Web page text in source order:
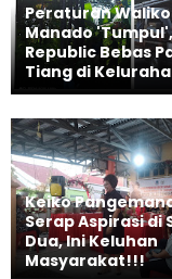
Peraturan
Manado
Republic Bebas
Tiang di
Keiko
Serap Aspirasi di
Dua, Ini Keluhan
Masyarakat!!!